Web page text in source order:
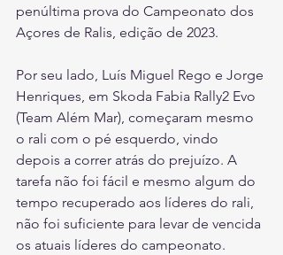
penúltima prova do Campeonato dos
Açores de Ralis, edição de 2023.
Por seu lado, Luís Miguel Rego e Jorge
Henriques, em Skoda Fabia Rally2 Evo
(Team Além Mar), começaram mesmo
o rali com o pé esquerdo, vindo
depois a correr atrás do prejuízo. A
tarefa não foi fácil e mesmo algum do
tempo recuperado aos líderes do rali,
não foi suficiente para levar de vencida
os atuais líderes do campeonato.